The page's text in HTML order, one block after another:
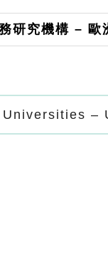
研究機構 – 歐
–